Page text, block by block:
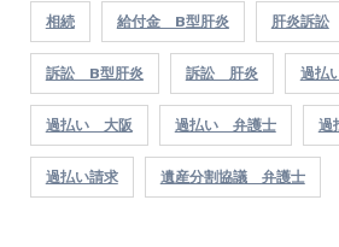
相続 給付金 B型肝炎 肝炎訴訟
訴訟 B型肝炎 訴訟 肝炎 過払
過払い 大阪 過払い 弁護士 過
過払い請求 遺産分割協議 弁護士